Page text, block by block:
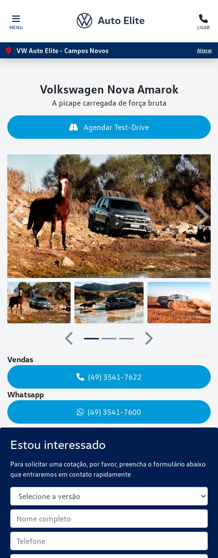
MENU LIGAR
VW Auto Elite - Campos Novos Alterar
Volkswagen Nova Amarok
A picape carregada de força bruta
Agendar Test-Drive
Estou interessado
Para solicitar uma cotação, por favor, preencha o formulário abaixo
que entraremos em contato rapidamente
Anterior
Anterior
Próximo
Vendas
(49) 3541-7622
Whatsapp
(49) 3541-7600